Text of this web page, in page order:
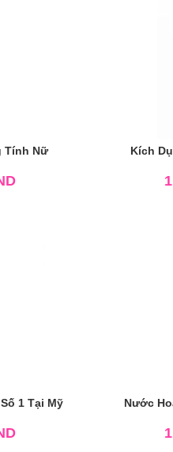
Tính Nữ
Kích
1 Tại Mỹ
Nước